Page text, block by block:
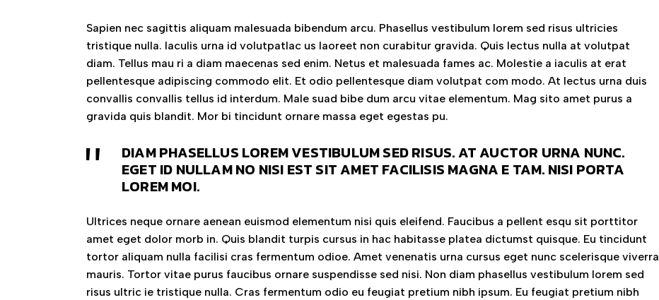
Sapien nec sagittis aliquam malesuada bibendum arcu. Phasellus vestibulum lorem sed risus ultricies
tristique nulla. Iaculis urna id volutpatlac us laoreet non curabitur gravida. Quis lectus nulla at volutpat
diam. Tellus mau ri a diam maecenas sed enim. Netus et malesuada fames ac. Molestie a iaculis at erat
pellentesque adipiscing commodo elit. Et odio pellentesque diam volutpat com modo. At lectus urna duis
convallis convallis tellus id interdum. Male suad bibe dum arcu vitae elementum. Mag sito amet purus a
gravida quis blandit. Mor bi tincidunt ornare massa eget egestas pu.
DIAM PHASELLUS LOREM VESTIBULUM SED RISUS. AT AUCTOR URNA NUNC.
EGET ID NULLAM NO NISI EST SIT AMET FACILISIS MAGNA E TAM. NISI PORTA
LOREM MOI.
Ultrices neque ornare aenean euismod elementum nisi quis eleifend. Faucibus a pellent esqu sit porttitor
amet eget dolor morb in. Quis blandit turpis cursus in hac habitasse platea dictumst quisque. Eu tincidunt
tortor aliquam nulla facilisi cras fermentum odioe. Amet venenatis urna cursus eget nunc scelerisque viverra
mauris. Tortor vitae purus faucibus ornare suspendisse sed nisi. Non diam phasellus vestibulum lorem sed
risus ultric ie tristique nulla. Cras fermentum odio eu feugiat pretium nibh ipsum. Eu feugiat pretium nibh